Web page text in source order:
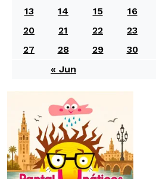
13
14 15 16
20
21 22 23
27
28 29 30
« Jun